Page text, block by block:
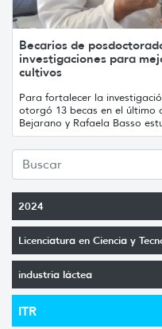
2024
Licenciatura en Ciencia y
industria láctea
ITR
Becarios de
investigaciones para
cultivos
Para fortalecer la
otorgó 13 becas en el último
Bejarano y Rafaela Basso